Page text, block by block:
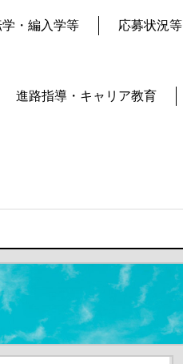
・編入学等
応募状況等
進路指導・キャリア教育
インドウが開きます）